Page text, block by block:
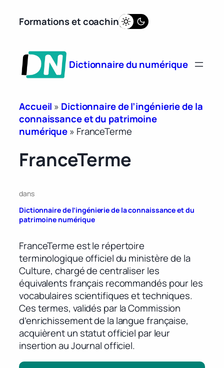
Formations et coaching
Dictionnaire du numérique
Accueil » Dictionnaire de l’ingénierie de la
connaissance et du patrimoine
numérique» FranceTerme
FranceTerme
dans
Dictionnaire de l’ingénierie de la connaissance et du
patrimoine numérique
FranceTerme est le répertoire
terminologique officiel du ministère de la
Culture, chargé de centraliser les
équivalents français recommandés pour les
vocabulaires scientifiques et techniques.
Ces termes, validés par la Commission
d’enrichissement de la langue française,
acquièrent un statut officiel par leur
insertion au Journal officiel.